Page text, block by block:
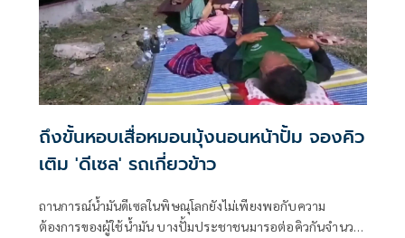
ถึงขั้นหอบเสื่อหมอนมุ้งนอนหน้าปั้ม จองคิว
เติม 'ดีเซล' รถเกี่ยวข้าว
ถานการณ์น้ำมันดีเซลในพิษณุโลกยังไม่เพียงพอกับความ
ต้องการของผู้ใช้น้ำมัน บางปั้มประชาชนมารอต่อคิวกันจำนวน